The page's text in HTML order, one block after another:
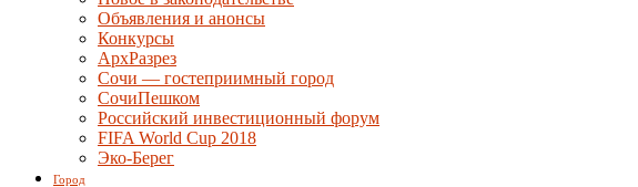
Объявления и анонсы
Конкурсы
АрхРазрез
Сочи — гостеприимный город
СочиПешком
Российский инвестиционный форум
FIFA World Cup 2018
Эко-Берег
Город